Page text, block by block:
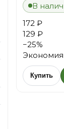
В
172 ₽
129 ₽
−25%
Экономия
Купить